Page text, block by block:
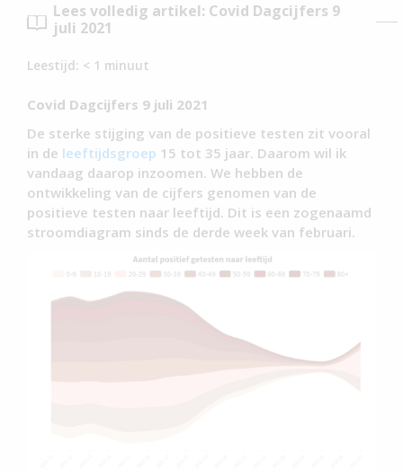
Lees volledig artikel: Covid Dagcijfers 9
juli 2021
Leestijd: < 1 minuut
Covid Dagcijfers 9 juli 2021
De sterke stijging van de positieve testen zit vooral
in de leeftijdsgroep 15 tot 35 jaar. Daarom wil ik
vandaag daarop inzoomen. We hebben de
ontwikkeling van de cijfers genomen van de
positieve testen naar leeftijd. Dit is een zogenaamd
stroomdiagram sinds de derde week van februari.